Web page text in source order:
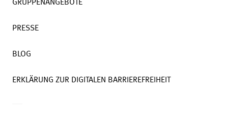
GRUPPENANGEBOTE
PRESSE
BLOG
ERKLÄRUNG ZUR DIGITALEN BARRIEREFREIHEIT